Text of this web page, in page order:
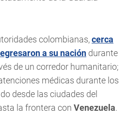
colombianas,cerca
a su nación durante
de un corredor humanitario;
médicas durante los
desde las ciudades del
la frontera con Venezuela.